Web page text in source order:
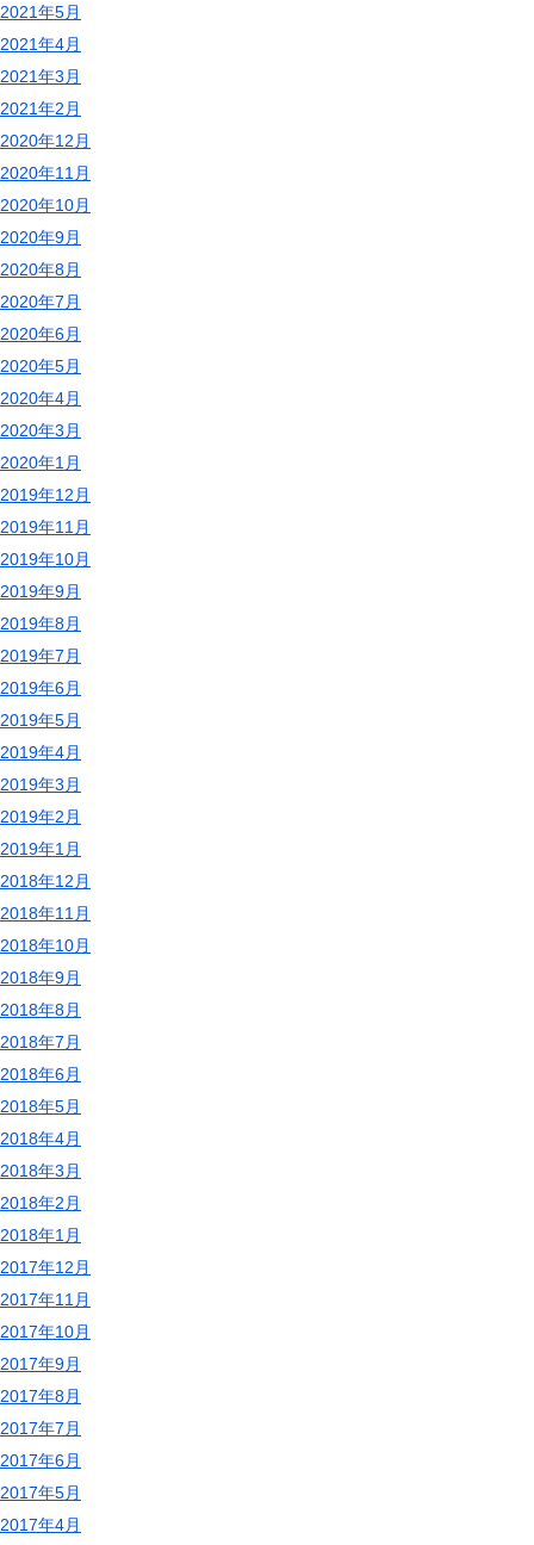
2021年5月
2021年4月
2021年3月
2021年2月
2020年12月
2020年11月
2020年10月
2020年9月
2020年8月
2020年7月
2020年6月
2020年5月
2020年4月
2020年3月
2020年1月
2019年12月
2019年11月
2019年10月
2019年9月
2019年8月
2019年7月
2019年6月
2019年5月
2019年4月
2019年3月
2019年2月
2019年1月
2018年12月
2018年11月
2018年10月
2018年9月
2018年8月
2018年7月
2018年6月
2018年5月
2018年4月
2018年3月
2018年2月
2018年1月
2017年12月
2017年11月
2017年10月
2017年9月
2017年8月
2017年7月
2017年6月
2017年5月
2017年4月